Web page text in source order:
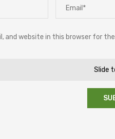
and website in this browser for
Slide